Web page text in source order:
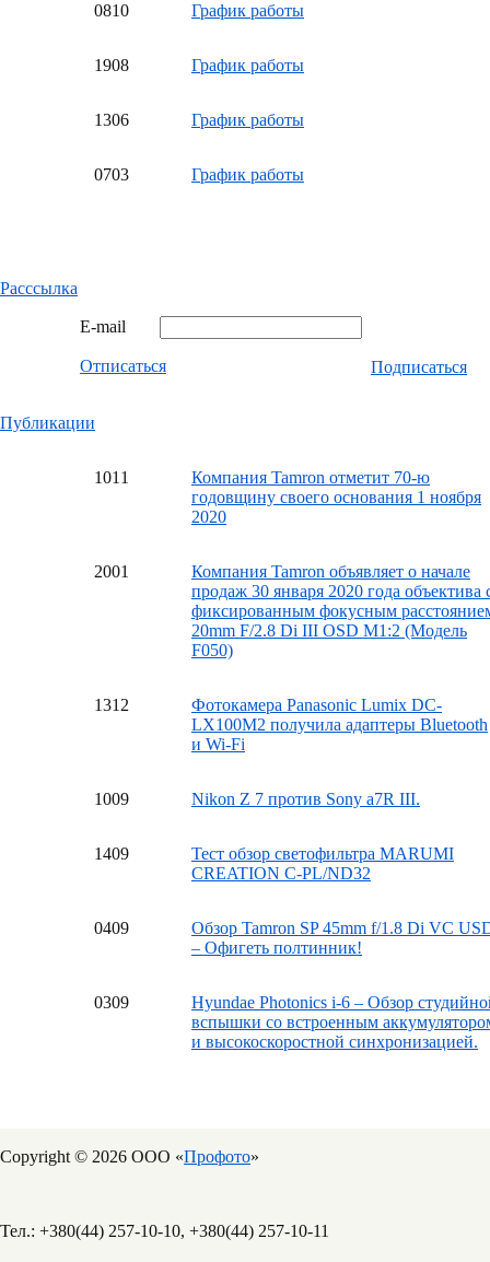
0810 График работы
1908 График работы
1306 График работы
0703 График работы
Расссылка
E-mail
Отписаться Подписаться
Публикации
1011
Компания Tamron отметит 70-ю
годовщину своего основания 1 ноября
2020
2001
Компания Tamron объявляет о начале
продаж 30 января 2020 года объектива
фиксированным фокусным
20mm F/2.8 Di III OSD M1:2 (Модель
F050)
1312
Фотокамера Panasonic Lumix DC-
LX100M2 получила адаптеры Bluetooth
и Wi-Fi
1009 Nikon Z 7 против Sony a7R III.
1409
Тест обзор светофильтра MARUMI
CREATION C-PL/ND32
0409
Обзор Tamron SP 45mm f/1.8 Di VC
– Офигеть полтинник!
0309
Hyundae Photonics i-6 – Обзор
вспышки со встроенным
и высокоскоростной синхронизацией.
Copyright © 2026 ООО «Профото»
Тел.: +380(44) 257-10-10, +380(44) 257-10-11